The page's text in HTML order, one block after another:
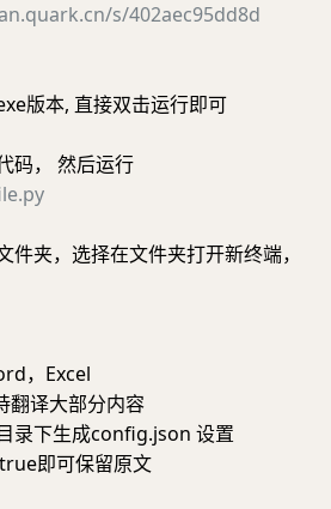
s/402aec95dd8d
版本, 直接双击运行即可
码， 然后运行
件夹，选择在文件夹打开新终端，
，Excel
译大部分内容
录下生成config.json 设置
即可保留原文